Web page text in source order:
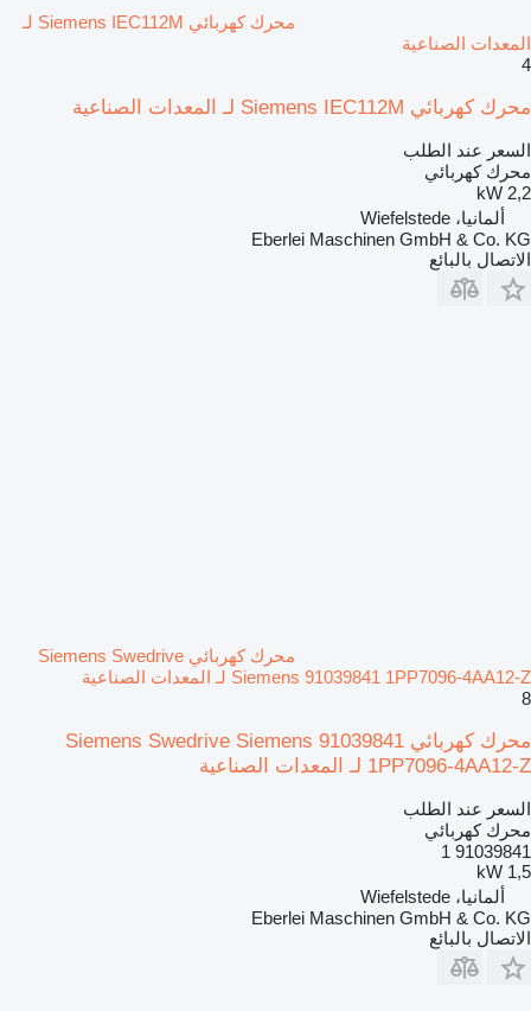
محرك كهربائي Siemens IEC112M لـ
المعدات الصناعية
4
محرك كهربائي Siemens IEC112M لـ المعدات الصناعية
السعر عند الطلب
محرك كهربائي
2,2 kW
ألمانيا، Wiefelstede
Eberlei Maschinen GmbH & Co. KG
الاتصال بالبائع
محرك كهربائي Siemens Swedrive
Siemens 91039841 1PP7096-4AA12-Z لـ المعدات الصناعية
8
محرك كهربائي Siemens Swedrive Siemens 91039841
1PP7096-4AA12-Z لـ المعدات الصناعية
السعر عند الطلب
محرك كهربائي
91039841 1
1,5 kW
ألمانيا، Wiefelstede
Eberlei Maschinen GmbH & Co. KG
الاتصال بالبائع